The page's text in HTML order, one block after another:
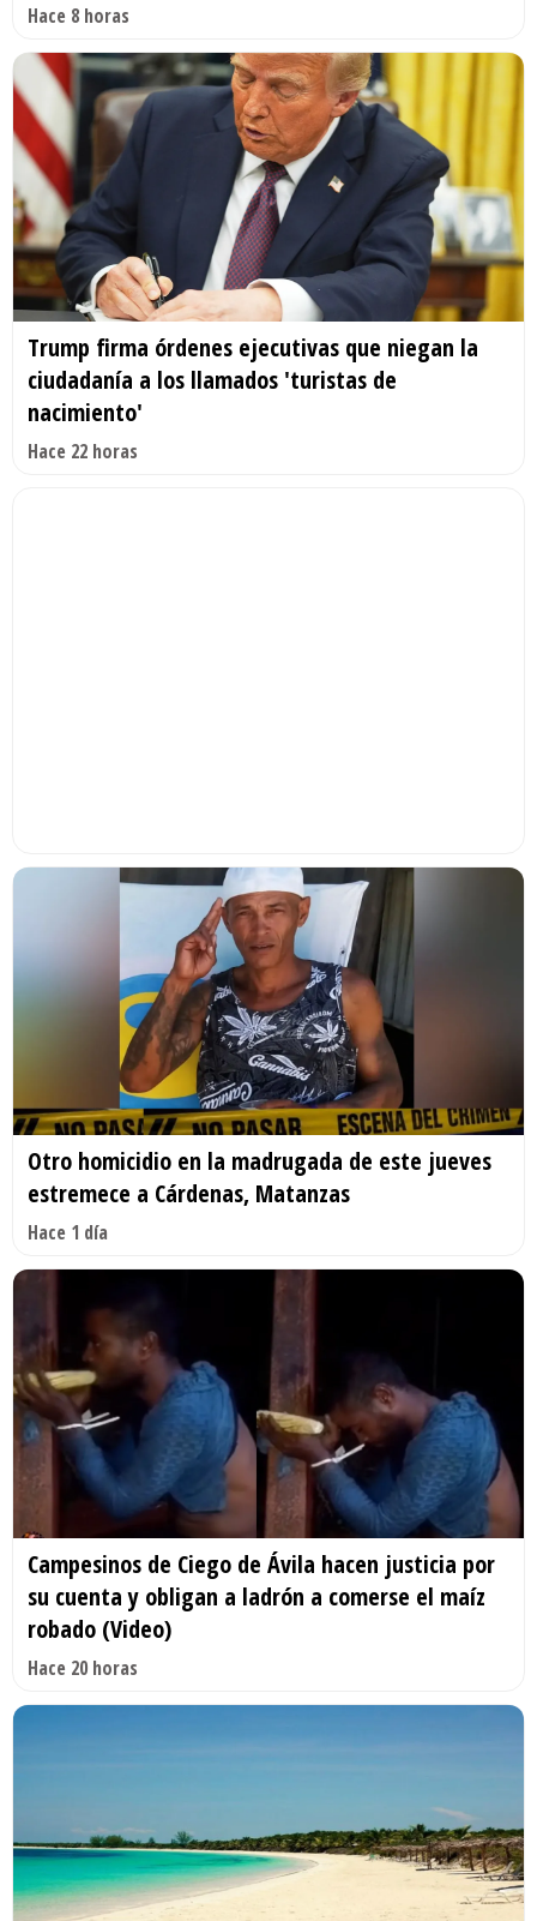
Hace 8 horas
Trump firma órdenes ejecutivas que niegan la
ciudadanía a los llamados 'turistas de
nacimiento'
Hace 22 horas
Otro homicidio en la madrugada de este jueves
estremece a Cárdenas, Matanzas
Hace 1 día
Campesinos de Ciego de Ávila hacen justicia por
su cuenta y obligan a ladrón a comerse el maíz
robado (Video)
Hace 20 horas